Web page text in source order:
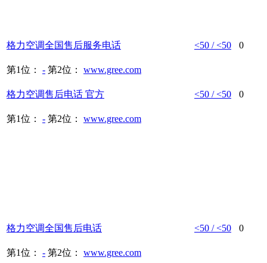
格力空调全国售后服务电话 <50 / <50 0
第1位： - 第2位： www.gree.com
格力空调售后电话 官方 <50 / <50 0
第1位： - 第2位： www.gree.com
格力空调全国售后电话 <50 / <50 0
第1位： - 第2位： www.gree.com